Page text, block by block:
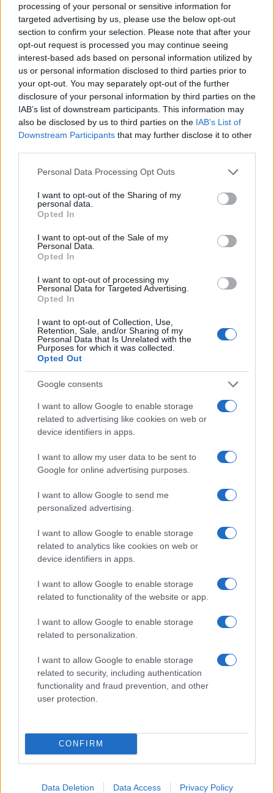
processing of your personal or sensitive information for
targeted advertising by us, please use the below opt-out
section to confirm your selection. Please note that after your
opt-out request is processed you may continue seeing
interest-based ads based on personal information utilized by
us or personal information disclosed to third parties prior to
your opt-out. You may separately opt-out of the further
disclosure of your personal information by third parties on the
IAB’s list of downstream participants. This information may
also be disclosed by us to third parties on the IAB’s List of
Downstream Participants that may further disclose it to other
Please note that this website/app uses one or more Google
not limited to your visit or usage behaviour. You may click to
grant or deny consent to Google and its third-party tags to
use your data for below specified purposes in below Google
consent section.
Personal Data Processing Opt Outs
I want to opt-out of the Sharing of my
personal data.
Opted In
I want to opt-out of the Sale of my
Personal Data.
Opted In
I want to opt-out of processing my
Personal Data for Targeted Advertising.
Opted In
I want to opt-out of Collection, Use,
Retention, Sale, and/or Sharing of my
Personal Data that Is Unrelated with the
Purposes for which it was collected.
Opted Out
Google consents
I want to allow Google to enable storage
related to advertising like cookies on web or
device identifiers in apps.
I want to allow my user data to be sent to
Google for online advertising purposes.
I want to allow Google to send me
personalized advertising.
I want to allow Google to enable storage
related to analytics like cookies on web or
device identifiers in apps.
I want to allow Google to enable storage
related to functionality of the website or app.
I want to allow Google to enable storage
related to personalization.
I want to allow Google to enable storage
related to security, including authentication
functionality and fraud prevention, and other
user protection.
CONFIRM
Data Deletion Data Access Privacy Policy
Brentolie daalt naar 91,82 dollar: een week van teruggang in
grondstoffen
CRYPTOKOERSEN
Naam Prijs
Eureka Bridged PAX Gold (Terra
(PAXG)
Kinza Babylon Staked BTC
(KBTC)
$83,270.00
Epoch Island
(EPOCH)
$0.032
JDB
FibSwap DEX
(KPK ETH PRIME)
(BTC)
Ethereum
(ETH)
$1,913.78
kpk ETH Yield
(KPK ETH YIELD)
$2,031.88
MEEST GELEZEN
1